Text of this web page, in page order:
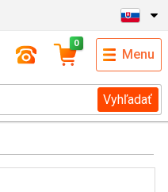
Vyhľadať
0
Menu